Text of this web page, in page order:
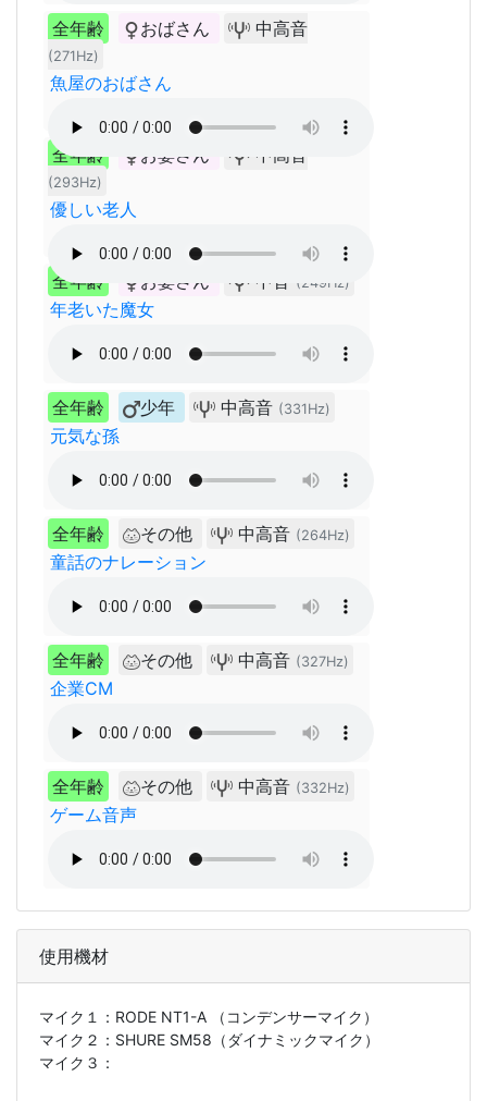
全年齢 おばさん 中高音
(271Hz)
魚屋のおばさん
全年齢 お婆さん 中高音
(293Hz)
優しい老人
全年齢 お婆さん 中音 (249Hz)
年老いた魔女
全年齢 少年 中高音 (331Hz)
元気な孫
全年齢 その他 中高音 (264Hz)
童話のナレーション
全年齢 その他 中高音 (327Hz)
企業CM
全年齢 その他 中高音 (332Hz)
ゲーム音声
使用機材
マイク１： RODE NT1-A （コンデンサーマイク）
マイク２： SHURE SM58（ダイナミックマイク）
マイク３：